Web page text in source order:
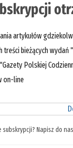
artykułów
treści bieżących wydań
Polskiej
on-line
Napisz do